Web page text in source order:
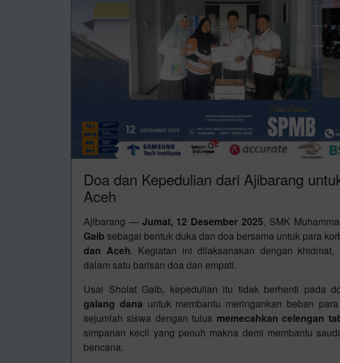
Doa dan Kepedulian dari Ajibarang
Aceh
Ajibarang — Jumat, 12 Desember 2025, SMK
Gaib sebagai bentuk duka dan doa bersama untuk para
dan Aceh. Kegiatan ini dilaksanakan dengan khidmat,
dalam satu barisan doa dan empati.
Usai Sholat Gaib, kepedulian itu tidak berhenti pada
galang dana untuk membantu meringankan beban
sejumlah siswa dengan tulus memecahkan celengan
simpanan kecil yang penuh makna demi membantu
bencana.